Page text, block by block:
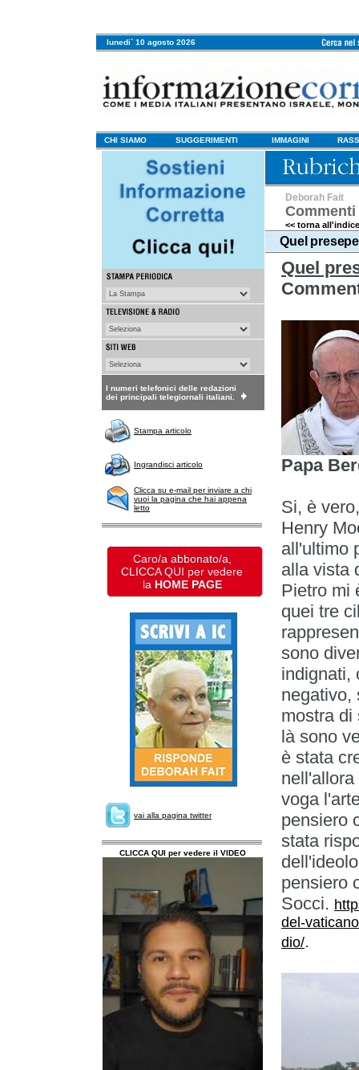
lunedi` 10 agosto 2026
CHI SIAMO SUGGERIMENTI IMMAGINI
I numeri telefonici delle redazioni
dei principali telegiornali italiani.
Stampa articolo
Ingrandisci articolo
Clicca su e-mail per inviare a chi
vuoi la pagina che hai appena
letto
Caro/a abbonato/a,
CLICCA QUI per vedere
la HOME PAGE
vai alla pagina twitter
CLICCA QUI per vedere il VIDEO
Deborah Fait
<< torna
Quel
Quel
Papa
Si, è
Henry
all'ultimo
alla vista
Pietro mi
quei tre
sono
indignati,
negativo,
mostra di
là sono
è stata
voga
pensiero
stata
pensiero
Socci.
del-
dio/.